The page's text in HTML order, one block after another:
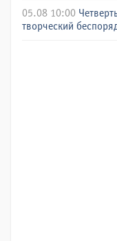
05.08 10:00
творческий